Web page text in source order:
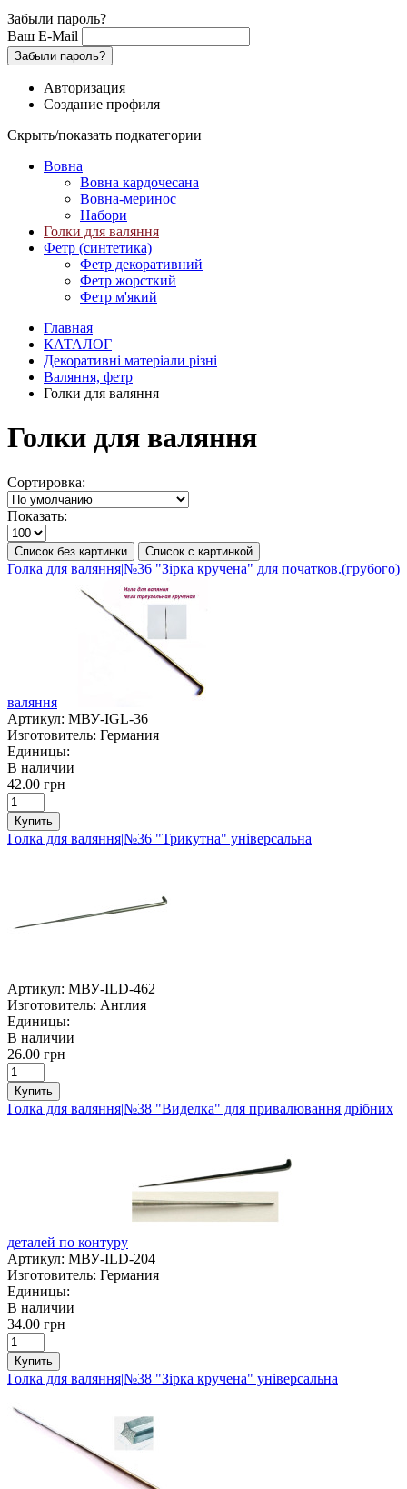
Забыли пароль?
Ваш E-Mail
Забыли пароль?
Авторизация
Создание профиля
Скрыть/показать подкатегории
Вовна
Вовна кардочесана
Вовна-меринос
Набори
Голки для валяння
Фетр (синтетика)
Фетр декоративний
Фетр жорсткий
Фетр м'який
Главная
КАТАЛОГ
Декоративні матеріали різні
Валяння, фетр
Голки для валяння
Голки для валяння
Сортировка:
Показать:
Список без картинки Список с картинкой
Голка для валяння|№36 "Зірка кручена" для початков.(грубого)
валяння
Артикул: МВУ-IGL-36
Изготовитель: Германия
Единицы:
В наличии
42.00 грн
Купить
Голка для валяння|№36 "Трикутна" універсальна
Артикул: МВУ-ILD-462
Изготовитель: Англия
Единицы:
В наличии
26.00 грн
Купить
Голка для валяння|№38 "Виделка" для привалювання дрібних
деталей по контуру
Артикул: МВУ-ILD-204
Изготовитель: Германия
Единицы:
В наличии
34.00 грн
Купить
Голка для валяння|№38 "Зірка кручена" універсальна